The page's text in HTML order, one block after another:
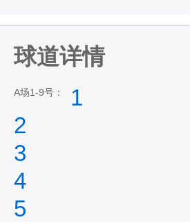
球道详情
A场1-9号：
1
2
3
4
5